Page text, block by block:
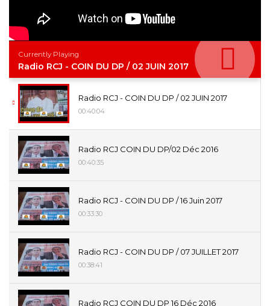
Currently Playing
Radio RCJ - COIN DU DP / 02 JUIN 2017
Radio RCJ - COIN DU DP / 02 JUIN 2017
00:40:04
Radio RCJ COIN DU DP/02 Déc 2016
00:40:35
Radio RCJ - COIN DU DP / 16 Juin 2017
00:33:30
Radio RCJ - COIN DU DP / 07 JUILLET 2017
00:38:41
Radio RCJ COIN DU DP 16 Déc 2016